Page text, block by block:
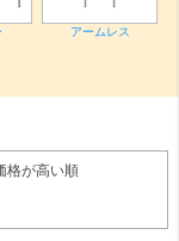
アームレス
格が高い順